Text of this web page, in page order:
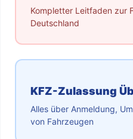
Kompletter Leitfaden zur
Deutschland
KFZ-Zulassung
Alles über Anmeldung,
von Fahrzeugen